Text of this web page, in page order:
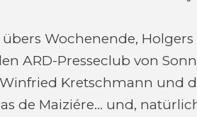
Wochenende,
ARD-Presseclub von
Kretschmann und
de Maiziére… und,